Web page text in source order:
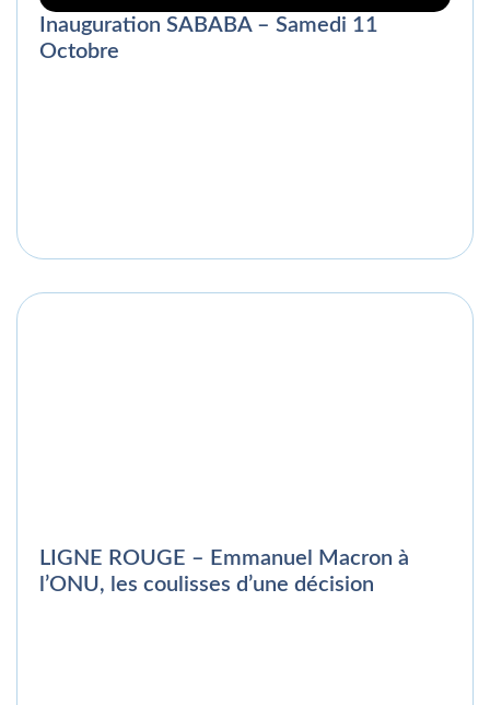
Inauguration SABABA – Samedi 11
Octobre
LIGNE ROUGE – Emmanuel Macron à
l’ONU, les coulisses d’une décision